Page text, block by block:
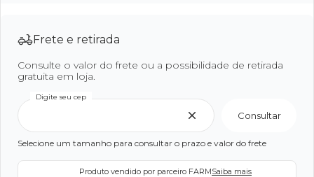
Frete e retirada
Consulte o valor do frete ou a possibilidade de retirada
gratuita em loja.
Digite seu cep
Consultar
Selecione um tamanho para consultar o prazo e valor do frete
Produto vendido por parceiro FARMSaiba mais